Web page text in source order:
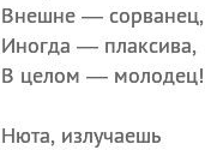
Внешне — сорванец,
Иногда — плаксива,
В целом — молодец!
Нюта, излучаешь